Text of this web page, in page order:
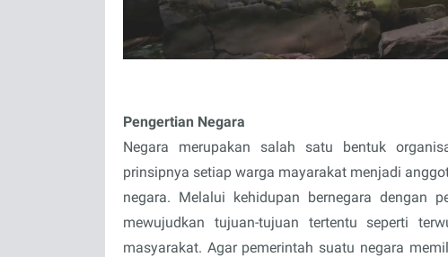
Pengertian Negara
Negara merupakan salah satu bentuk
prinsipnya setiap warga mayarakat menjadi
negara. Melalui kehidupan bernegara dengan
mewujudkan tujuan-tujuan tertentu seperti
masyarakat. Agar pemerintah suatu negara